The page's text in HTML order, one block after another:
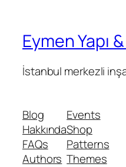
Eymen Yapı
İstanbul merkezli
Blog
Hakkında
FAQs
Authors
Events
Shop
Patterns
Themes